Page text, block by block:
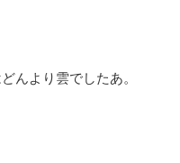
んより雲でしたあ。